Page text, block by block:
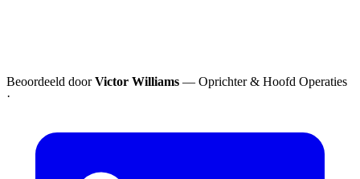
Beoordeeld doorVictor Williams — Oprichter & Hoofd Operaties
·